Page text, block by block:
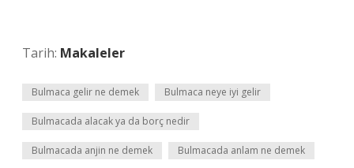
Tarih: Makaleler
Bulmaca gelir ne demek Bulmaca neye iyi gelir
Bulmacada alacak ya da borç nedir
Bulmacada anjin ne demek Bulmacada anlam ne demek